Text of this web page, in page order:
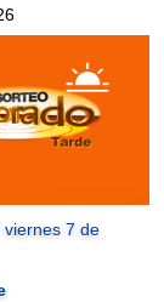
viernes 7 de